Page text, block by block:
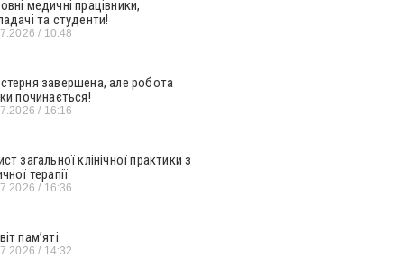
медичні працівники,
та студенти!
10:48
завершена, але робота
починається!
16:16
загальної клінічної практики з
терапії
16:36
пам’яті
14:32